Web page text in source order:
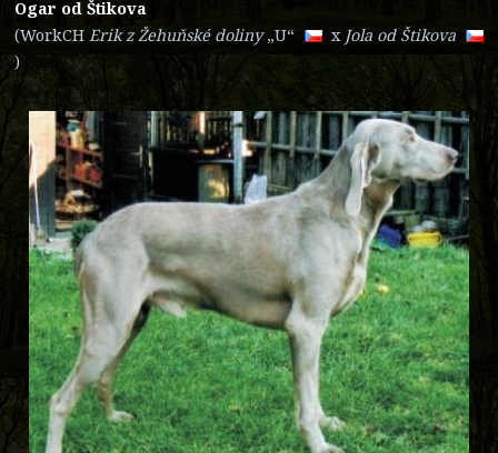
Ogar od Štikova
(WorkCH Erik z Žehuňské doliny „U“ x Jola od Štikova
)